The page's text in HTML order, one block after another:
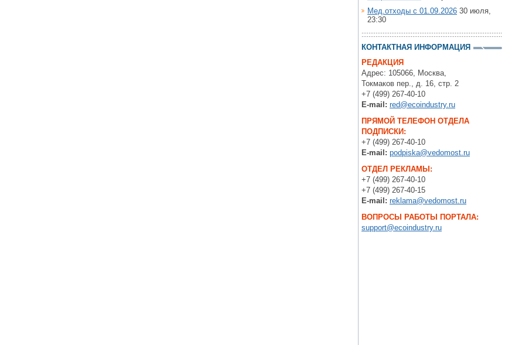
Мед.отходы с 01.09.2026 30 июля,
23:30
КОНТАКТНАЯ ИНФОРМАЦИЯ
РЕДАКЦИЯ
Адрес: 105066, Москва,
Токмаков пер., д. 16, стр. 2
+7 (499) 267-40-10
E-mail: red@ecoindustry.ru
ПРЯМОЙ ТЕЛЕФОН ОТДЕЛА
ПОДПИСКИ:
+7 (499) 267-40-10
E-mail: podpiska@vedomost.ru
ОТДЕЛ РЕКЛАМЫ:
+7 (499) 267-40-10
+7 (499) 267-40-15
E-mail: reklama@vedomost.ru
ВОПРОСЫ РАБОТЫ ПОРТАЛА:
support@ecoindustry.ru